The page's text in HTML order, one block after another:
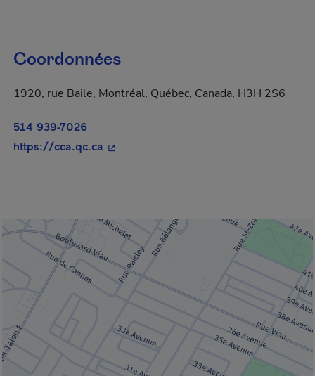
Coordonnées
1920, rue Baile, Montréal, Québec, Canada, H3H 2S6
514 939-7026
https://cca.qc.ca - Cet hyperlien s'ouvrira dans une